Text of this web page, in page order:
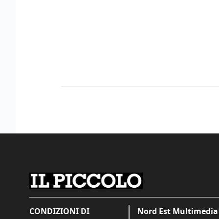
CONDIZIONI DI
Nord Est Multimedia